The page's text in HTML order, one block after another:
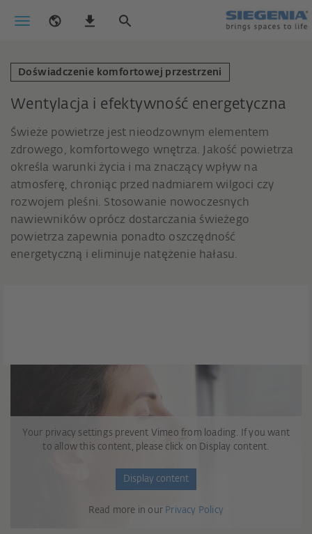
Doświadczenie komfortowej przestrzeni
Wentylacja i efektywność energetyczna
Świeże powietrze jest nieodzownym elementem
zdrowego, komfortowego wnętrza. Jakość powietrza
określa warunki życia i ma znaczący wpływ na
atmosferę, chroniąc przed nadmiarem wilgoci czy
rozwojem pleśni. Stosowanie nowoczesnych
nawiewników oprócz dostarczania świeżego
powietrza zapewnia ponadto oszczędność
energetyczną i eliminuje natężenie hałasu.
Your privacy settings prevent Vimeo from loading. If you want
to allow this content, please click on Display content.
Display content
Read more in our Privacy Policy